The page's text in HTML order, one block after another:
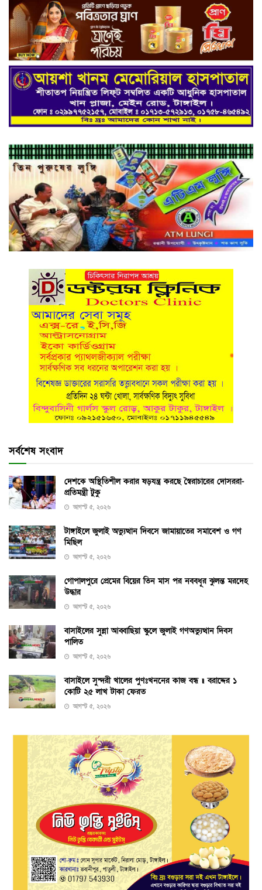
সর্বশেষ সংবাদ
দেশকে অস্থিতিশীল করার ষড়যন্ত্র করছে স্বৈরাচারের দোসররা-
প্রতিমন্ত্রী টুকু
আগস্ট ৫, ২০২৬
টাঙ্গাইলে জুলাই অভ্যুত্থান দিবসে জামায়াতের সমাবেশ ও গণ
মিছিল
আগস্ট ৫, ২০২৬
গোপালপুরে প্রেমের বিয়ের তিন মাস পর নববধূর ঝুলন্ত মরদেহ
উদ্ধার
আগস্ট ৫, ২০২৬
বাসাইলের সুন্না আব্বাছিয়া স্কুলে জুলাই গণঅভ্যুত্থান দিবস
পালিত
আগস্ট ৫, ২০২৬
বাসাইলে সুন্দরী খালের পুণঃখননের কাজ বন্ধ ॥ বরাদ্দের ১
কোটি ২৫ লাখ টাকা ফেরত
আগস্ট ৫, ২০২৬